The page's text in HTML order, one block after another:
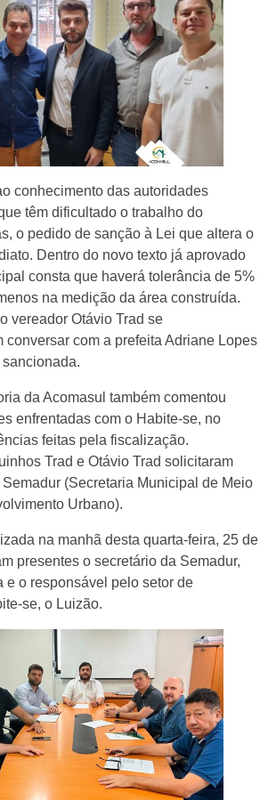
conhecimento das autoridades
têm dificultado o trabalho do
o pedido de sanção à Lei que altera o
Dentro do novo texto já aprovado
consta que haverá tolerância de 5%
na medição da área construída.
vereador Otávio Trad se
conversar com a prefeita Adriane Lopes
da Acomasul também comentou
enfrentadas com o Habite-se, no
feitas pela fiscalização.
Trad e Otávio Trad solicitaram
(Secretaria Municipal de Meio
Urbano).
na manhã desta quarta-feira, 25 de
presentes o secretário da Semadur,
e o responsável pelo setor de
se, o Luizão.